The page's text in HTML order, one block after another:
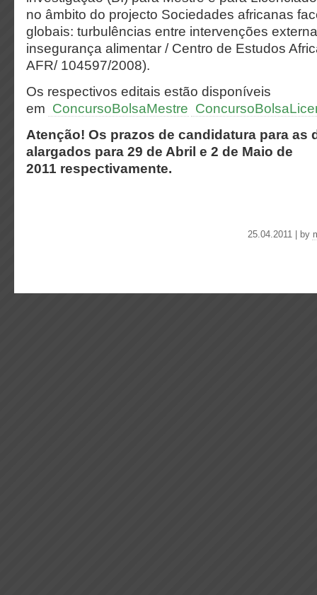
no âmbito do projecto Sociedades africanas
globais: turbulências entre intervenções
insegurança alimentar / Centro de Estudos
AFR/ 104597/2008).
Os respectivos editais estão disponíveis
em ConcursoBolsaMestre
Atenção! Os prazos de candidatura para as
alargados para 29 de Abril e 2 de Maio de
2011 respectivamente.
25.04.2011 | by